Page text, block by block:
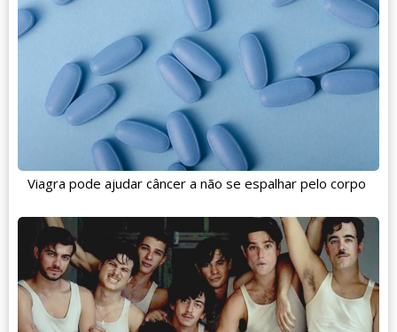
Viagra pode ajudar câncer a não se espalhar pelo corpo